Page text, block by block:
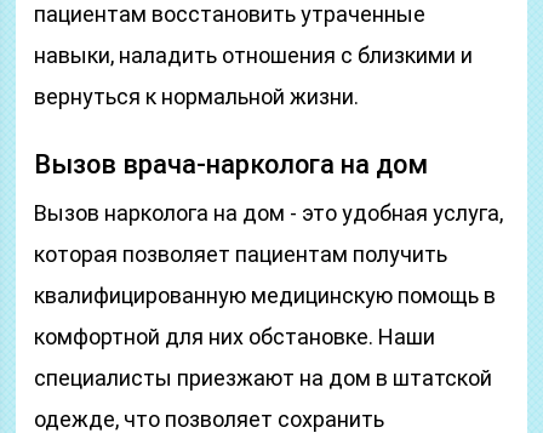
пациентам восстановить утраченные
навыки, наладить отношения с близкими и
вернуться к нормальной жизни.
Вызов врача-нарколога на дом
Вызов нарколога на дом - это удобная услуга,
которая позволяет пациентам получить
квалифицированную медицинскую помощь в
комфортной для них обстановке. Наши
специалисты приезжают на дом в штатской
одежде, что позволяет сохранить